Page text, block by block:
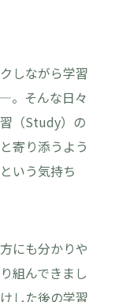
しながら学習
。そんな日々
（Study）の
寄り添うよう
いう気持ち
にも分かりや
組んできまし
した後の学習